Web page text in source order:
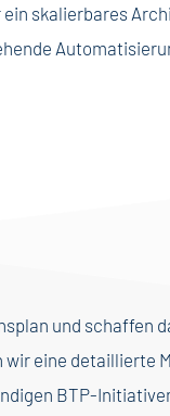
skalierbares
und schaffen
eine detaillierte
BTP-